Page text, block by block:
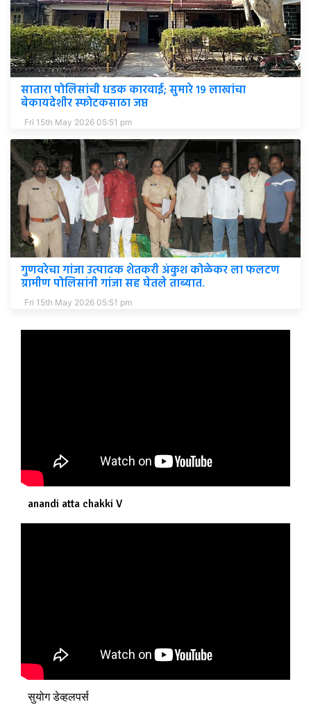
सातारा पोलिसांची धडक कारवाई; सुमारे १९ लाखांचा
बेकायदेशीर स्फोटकसाठा जप्त
Fri 15th May 2026 05:51 pm
गुणवरेचा गांजा उत्पादक शेतकरी अंकुश कोळेकर ला फलटण
ग्रामीण पोलिसांनी गांजा सह घेतले ताब्यात.
Fri 15th May 2026 05:51 pm
anandi atta chakki V
सुयोग डेव्हलपर्स